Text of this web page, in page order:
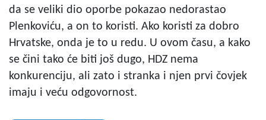
da se veliki dio oporbe pokazao nedorastao
Plenkoviću, a on to koristi. Ako koristi za dobro
Hrvatske, onda je to u redu. U ovom času, a kako
se čini tako će biti još dugo, HDZ nema
konkurenciju, ali zato i stranka i njen prvi čovjek
imaju i veću odgovornost.